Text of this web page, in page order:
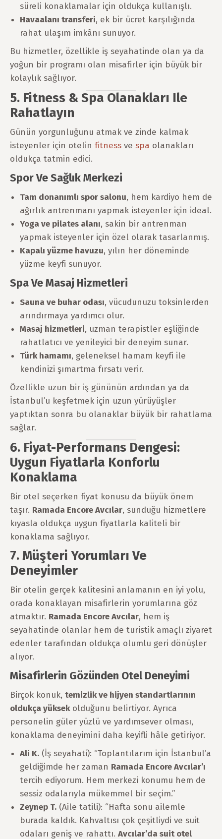
süreli konaklamalar için oldukça kullanışlı.
Havaalanı transferi, ek bir ücret karşılığında
rahat ulaşım imkânı sunuyor.
Bu hizmetler, özellikle iş seyahatinde olan ya da
yoğun bir programı olan misafirler için büyük bir
kolaylık sağlıyor.
5. Fitness & Spa Olanakları Ile
Rahatlayın
Günün yorgunluğunu atmak ve zinde kalmak
isteyenler için otelin fitness ve spa olanakları
oldukça tatmin edici.
Spor Ve Sağlık Merkezi
Tam donanımlı spor salonu, hem kardiyo hem de
ağırlık antrenmanı yapmak isteyenler için ideal.
Yoga ve pilates alanı, sakin bir antrenman
yapmak isteyenler için özel olarak tasarlanmış.
Kapalı yüzme havuzu, yılın her döneminde
yüzme keyfi sunuyor.
Spa Ve Masaj Hizmetleri
Sauna ve buhar odası, vücudunuzu toksinlerden
arındırmaya yardımcı olur.
Masaj hizmetleri, uzman terapistler eşliğinde
rahatlatıcı ve yenileyici bir deneyim sunar.
Türk hamamı, geleneksel hamam keyfi ile
kendinizi şımartma fırsatı verir.
Özellikle uzun bir iş gününün ardından ya da
İstanbul’u keşfetmek için uzun yürüyüşler
yaptıktan sonra bu olanaklar büyük bir rahatlama
sağlar.
6. Fiyat-Performans Dengesi:
Uygun Fiyatlarla Konforlu
Konaklama
Bir otel seçerken fiyat konusu da büyük önem
taşır. Ramada Encore Avcılar, sunduğu hizmetlere
kıyasla oldukça uygun fiyatlarla kaliteli bir
konaklama sağlıyor.
7. Müşteri Yorumları Ve
Deneyimler
Bir otelin gerçek kalitesini anlamanın en iyi yolu,
orada konaklayan misafirlerin yorumlarına göz
atmaktır. Ramada Encore Avcılar, hem iş
seyahatinde olanlar hem de turistik amaçlı ziyaret
edenler tarafından oldukça olumlu geri dönüşler
alıyor.
Misafirlerin Gözünden Otel Deneyimi
Birçok konuk, temizlik ve hijyen standartlarının
oldukça yüksekolduğunu belirtiyor. Ayrıca
personelin güler yüzlü ve yardımsever olması,
konaklama deneyimini daha keyifli hâle getiriyor.
Ali K. (İş seyahati): “Toplantılarım için İstanbul’a
geldiğimde her zaman Ramada Encore Avcılar’ı
tercih ediyorum. Hem merkezi konumu hem de
sessiz odalarıyla mükemmel bir seçim.”
Zeynep T. (Aile tatili): “Hafta sonu ailemle
burada kaldık. Kahvaltısı çok çeşitliydi ve suit
odaları geniş ve rahattı. Avcılar’da suit otel